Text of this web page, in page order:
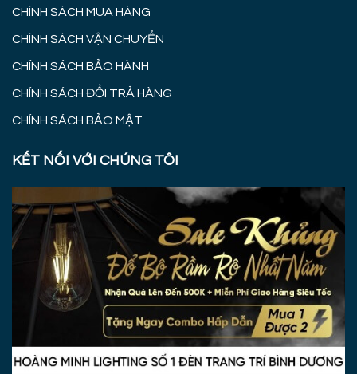
CHÍNH SÁCH MUA HÀNG
CHÍNH SÁCH VẬN CHUYỂN
CHÍNH SÁCH BẢO HÀNH
CHÍNH SÁCH ĐỔI TRẢ HÀNG
CHÍNH SÁCH BẢO MẬT
KẾT NỐI VỚI CHÚNG TÔI